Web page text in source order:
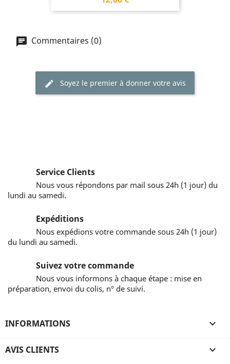
Commentaires (0)
Soyez le premier à donner votre avis
Service Clients
Nous vous répondons par mail sous 24h (1 jour) du
lundi au samedi.
Expéditions
Nous expédions votre commande sous 24h (1 jour)
du lundi au samedi.
Suivez votre commande
Nous vous informons à chaque étape : mise en
préparation, envoi du colis, n° de suivi.
INFORMATIONS 
AVIS CLIENTS 